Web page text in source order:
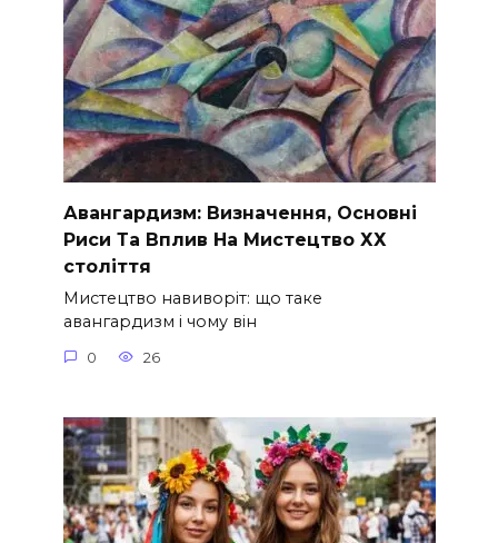
Авангардизм: Визначення, Основні
Риси Та Вплив На Мистецтво ХХ
століття
Мистецтво навиворіт: що таке
авангардизм і чому він
0 26